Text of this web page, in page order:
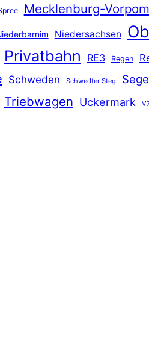
Mecklenburg-
Niedersachsen
Privatbahn RE3 Regen
Schweden Schwedter Steg
Triebwagen Uckermark